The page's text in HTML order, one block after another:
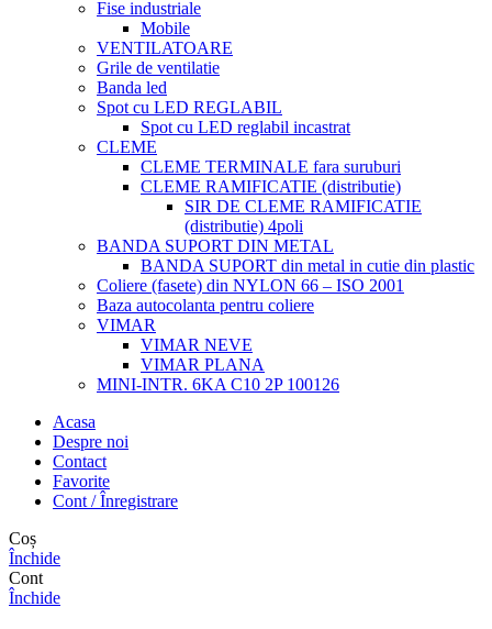
Fise industriale
Mobile
VENTILATOARE
Grile de ventilatie
Banda led
Spot cu LED REGLABIL
Spot cu LED reglabil incastrat
CLEME
CLEME TERMINALE fara suruburi
CLEME RAMIFICATIE (distributie)
SIR DE CLEME RAMIFICATIE
(distributie) 4poli
BANDA SUPORT DIN METAL
BANDA SUPORT din metal in cutie din plastic
Coliere (fasete) din NYLON 66 – ISO 2001
Baza autocolanta pentru coliere
VIMAR
VIMAR NEVE
VIMAR PLANA
MINI-INTR. 6KA C10 2P 100126
Acasa
Despre noi
Contact
Favorite
Cont / Înregistrare
Coș
Închide
Cont
Închide